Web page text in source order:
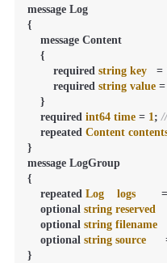
message Log
{
    message Content
    {
        required
string key =
        required
string value =
    }
    required
int64 time = 1;
    repeated
Content
}
message LogGroup
{
    repeated
Log logs =
    optional
string reserved
    optional
string filename
    optional
string source
}